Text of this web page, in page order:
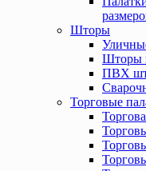
Шторы
Шторы
ПВХ
Торговые